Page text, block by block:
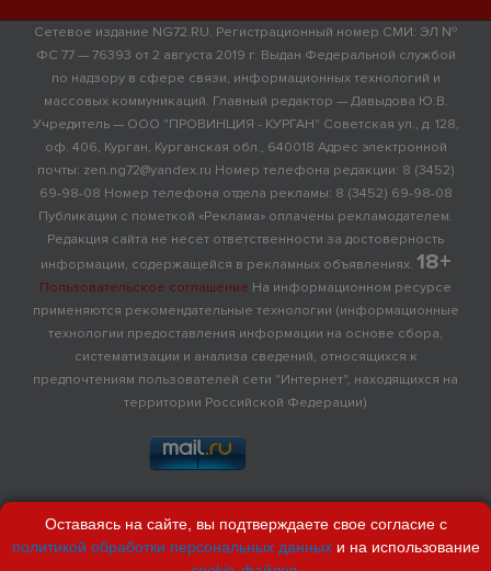
Сетевое издание NG72.RU. Регистрационный номер СМИ: ЭЛ №
ФС 77 — 76393 от 2 августа 2019 г. Выдан Федеральной службой
по надзору в сфере связи, информационных технологий и
массовых коммуникаций. Главный редактор — Давыдова Ю.В.
Учредитель — ООО "ПРОВИНЦИЯ - КУРГАН" Советская ул., д. 128,
оф. 406, Курган, Курганская обл., 640018 Адрес электронной
почты: zen.ng72@yandex.ru Номер телефона редакции: 8 (3452)
69-98-08 Номер телефона отдела рекламы: 8 (3452) 69-98-08
Публикации с пометкой «Реклама» оплачены рекламодателем.
Редакция сайта не несет ответственности за достоверность
информации, содержащейся в рекламных объявлениях. 18+
Пользовательское соглашение На информационном ресурсе
применяются рекомендательные технологии (информационные
технологии предоставления информации на основе сбора,
систематизации и анализа сведений, относящихся к
предпочтениям пользователей сети "Интернет", находящихся на
территории Российской Федерации)
Оставаясь на сайте, вы подтверждаете свое согласие с
политикой обработки персональных данныхи на использование